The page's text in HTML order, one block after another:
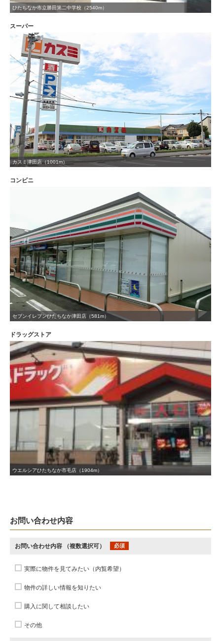
ひたちなか市立勝田第二中学校（2540m）
スーパー
カスミ津田店（1001m）
コンビニ
セブンイレブンひたちなか津田店（581m）
ドラッグストア
ウエルシアひたちなか市毛店（1904m）
お問い合わせ内容
お問い合わせ内容 （複数選択可） 必須
実際に物件を見てみたい（内覧希望）
物件の詳しい情報を知りたい
購入に関して相談したい
その他